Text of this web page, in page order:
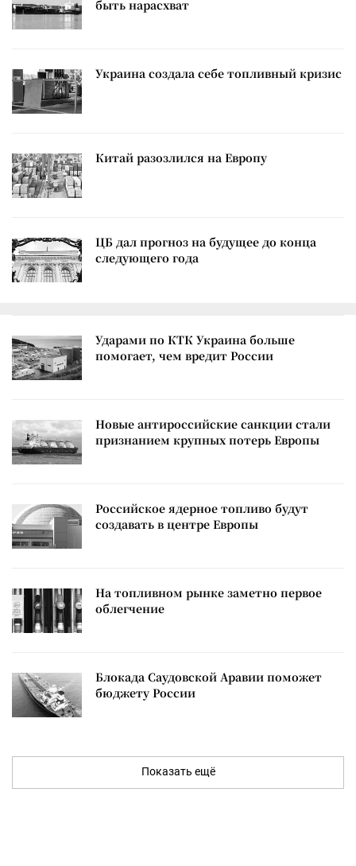
быть нарасхват
Украина создала себе топливный кризис
Китай разозлился на Европу
ЦБ дал прогноз на будущее до конца
следующего года
Ударами по КТК Украина больше
помогает, чем вредит России
Новые антироссийские санкции стали
признанием крупных потерь Европы
Российское ядерное топливо будут
создавать в центре Европы
На топливном рынке заметно первое
облегчение
Блокада Саудовской Аравии поможет
бюджету России
Показать ещё